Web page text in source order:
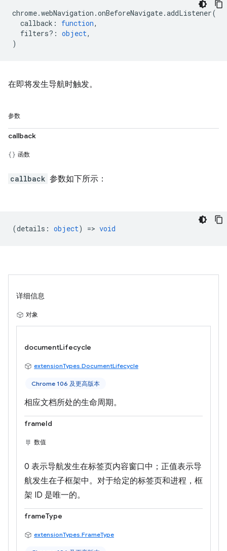
chrome.webNavigation .onBeforeNavigate.addListener(
callback : function,
filters? : object,
)
在即将发生导航时触发。
参数
callback
函数
callback 参数如下所示：
(details : object) => void
详细信息
对象
documentLifecycle
extensionTypes.DocumentLifecycle
Chrome 106 及更高版本
相应文档所处的生命周期。
frameId
数值
0 表示导航发生在标签页内容窗口中；正值表示导
航发生在子框架中。对于给定的标签页和进程，框
架 ID 是唯一的。
frameType
extensionTypes.FrameType